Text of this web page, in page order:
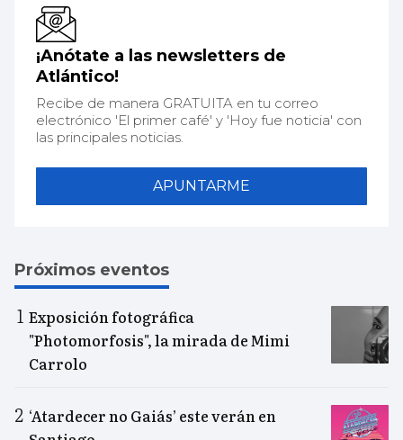
¡Anótate a las newsletters de
Atlántico!
Recibe de manera GRATUITA en tu correo
electrónico 'El primer café' y 'Hoy fue noticia' con
las principales noticias.
APUNTARME
Próximos eventos
Exposición fotográfica
"Photomorfosis", la mirada de Mimi
Carrolo
‘Atardecer no Gaiás’ este verán en